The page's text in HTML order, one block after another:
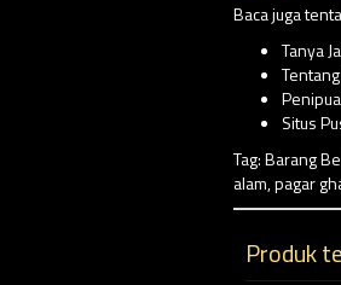
Baca juga
Tanya
Situs
Tag:Barang
alam,pagar
Produk